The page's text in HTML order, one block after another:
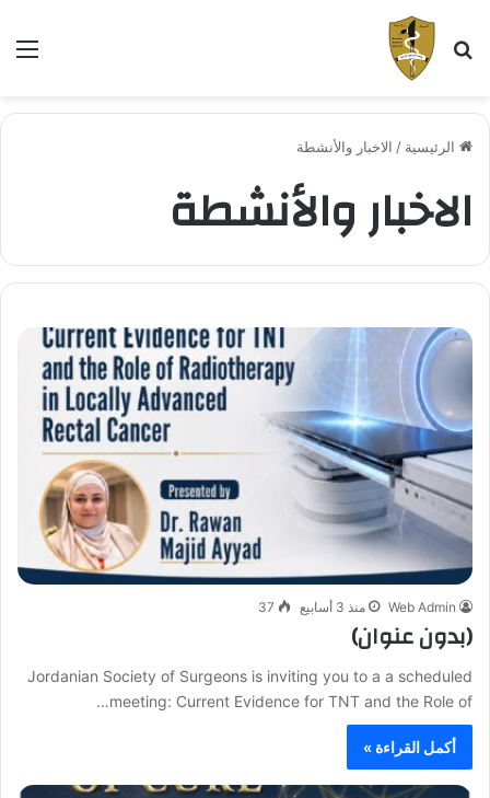
بحث عن
الرئيسية / الاخبار والأنشطة
الاخبار والأنشطة
Web Admin منذ 3 أسابيع 37
(بدون عنوان)
Jordanian Society of Surgeons is inviting you to a a scheduled
meeting: Current Evidence for TNT and the Role of…
أكمل القراءة »